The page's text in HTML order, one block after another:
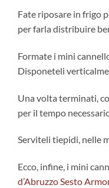
Fate riposare in frigo
per farla distribuire
Formate i mini
Disponeteli
Una volta terminati,
per il tempo
Serviteli tiepidi, nelle
Ecco, infine, i mini
d’Abruzzo Sesto